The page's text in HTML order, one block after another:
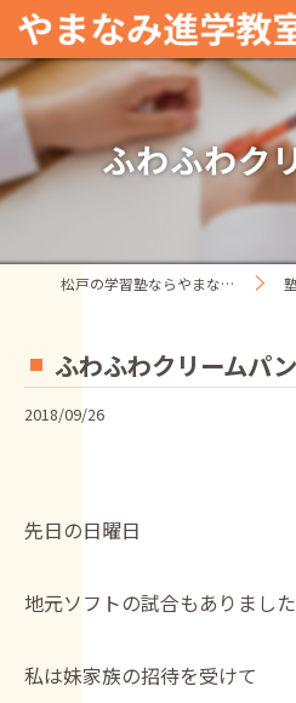
ふわふわク
松戸の学習塾ならやまなみ進学教室 塾
ふわふわクリームパン
2018/09/26
先日の日曜日
地元ソフトの試合もありまし
私は妹家族の招待を受けて